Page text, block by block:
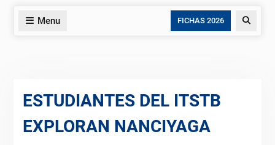
Menu FICHAS 2026 Search
ESTUDIANTES DEL ITSTB
EXPLORAN NANCIYAGA